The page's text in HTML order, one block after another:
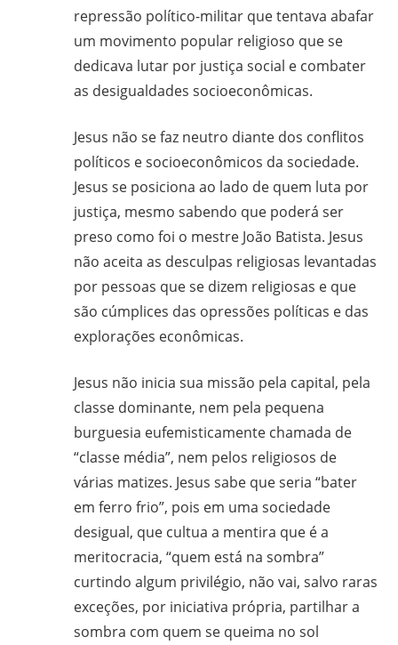
repressão político-militar que tentava abafar
um movimento popular religioso que se
dedicava lutar por justiça social e combater
as desigualdades socioeconômicas.
Jesus não se faz neutro diante dos conflitos
políticos e socioeconômicos da sociedade.
Jesus se posiciona ao lado de quem luta por
justiça, mesmo sabendo que poderá ser
preso como foi o mestre João Batista. Jesus
não aceita as desculpas religiosas levantadas
por pessoas que se dizem religiosas e que
são cúmplices das opressões políticas e das
explorações econômicas.
Jesus não inicia sua missão pela capital, pela
classe dominante, nem pela pequena
burguesia eufemisticamente chamada de
“classe média”, nem pelos religiosos de
várias matizes. Jesus sabe que seria “bater
em ferro frio”, pois em uma sociedade
desigual, que cultua a mentira que é a
meritocracia, “quem está na sombra”
curtindo algum privilégio, não vai, salvo raras
exceções, por iniciativa própria, partilhar a
sombra com quem se queima no sol